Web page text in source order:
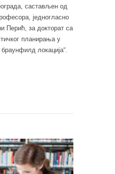
састављен од
једногласно
Перић, за докторат са
планирања у
браунфилд локација“.